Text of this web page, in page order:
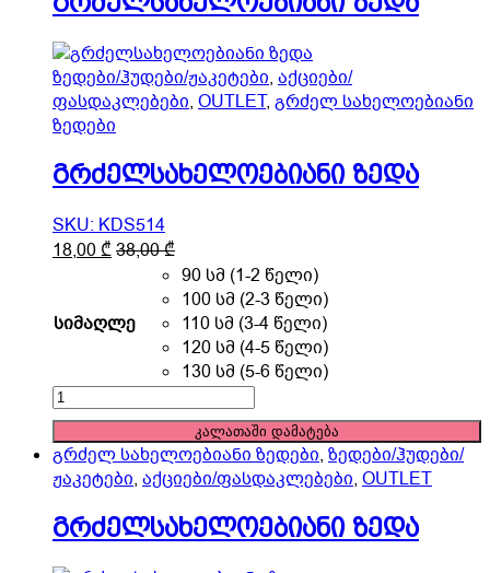
product
ზედები/ჰუდები/ჟაკეტები, აქციები/
ფასდაკლებები, OUTLET, გრძელ სახელოებიანი
ზედები
გრძელსახელოებიანი ზედა
SKU: KDS514
18,00₾38,00₾This
product
has
multiple
variants.
The
options
may
be
chosen
on
the
product
სიმაღლე
90 სმ (1-2 წელი)
100 სმ (2-3 წელი)
110 სმ (3-4 წელი)
120 სმ (4-5 წელი)
130 სმ (5-6 წელი)
გრძელსახელოებიანი
ზედა
quantity
კალათაში დამატება
გრძელ სახელოებიანი ზედები, ზედები/ჰუდები/
ჟაკეტები, აქციები/ფასდაკლებები, OUTLET
გრძელსახელოებიანი ზედა